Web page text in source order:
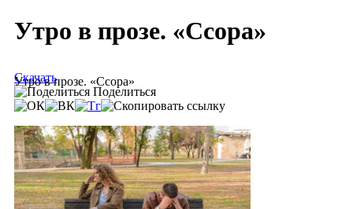
Утро в прозе. «Ссора»
Утро в прозе. «Ссора»
Скачать
Поделиться